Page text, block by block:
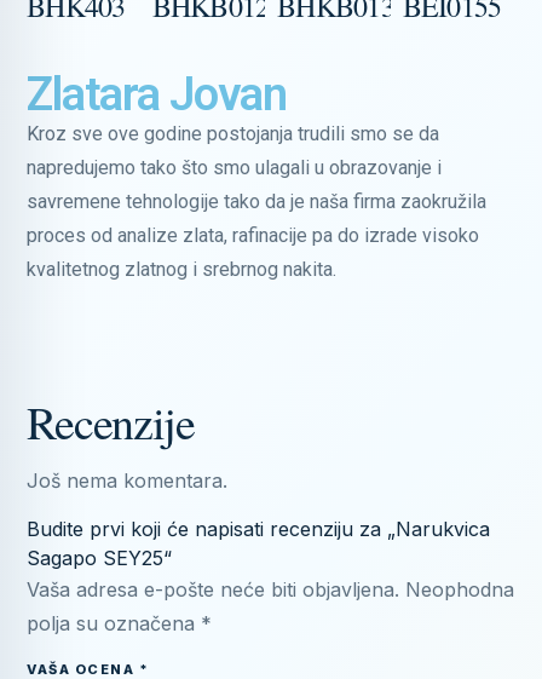
Zlatara Jovan
Kroz sve ove godine postojanja trudili smo se da
napredujemo tako što smo ulagali u obrazovanje i
savremene tehnologije tako da je naša firma zaokružila
proces od analize zlata, rafinacije pa do izrade visoko
kvalitetnog zlatnog i srebrnog nakita.
Recenzije
Još nema komentara.
Budite prvi koji će napisati recenziju za „Narukvica
Sagapo SEY25“
Vaša adresa e-pošte neće biti objavljena. Neophodna
polja su označena *
VAŠA OCENA *